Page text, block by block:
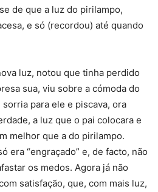
de que a luz do pirilampo,
e só (recordou) até quando
luz, notou que tinha perdido
sua, viu sobre a cómoda do
para ele e piscava, ora
a luz que o pai colocara e
melhor que a do pirilampo.
era “engraçado” e, de facto, não
os medos. Agora já não
satisfação, que, com mais luz,